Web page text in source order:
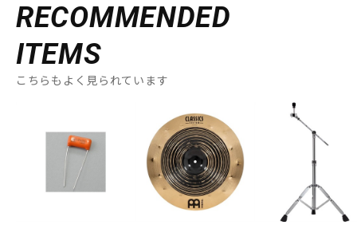
RECOMMENDED
ITEMS
こちらもよく見られています